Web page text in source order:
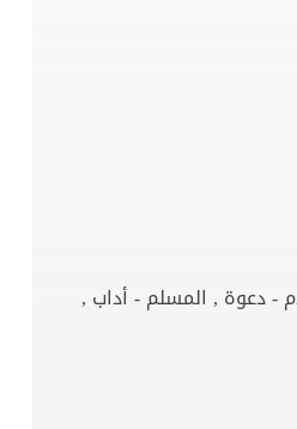
- دعوة , المسلم - أداب ,